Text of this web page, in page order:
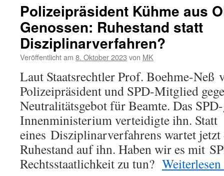
Polizeipräsident Kühme aus
Genossen: Ruhestand statt
Disziplinarverfahren?
Veröffentlicht am 8. Oktober 2023 von MK
Laut Staatsrechtler Prof. Boehme-Neß
Polizeipräsident und SPD-Mitglied
Neutralitätsgebot für Beamte. Das
Innenministerium verteidigte ihn. Statt
eines Disziplinarverfahrens wartet
Ruhestand auf ihn. Haben wir es mit
Rechtsstaatlichkeit zu tun? Weiterlesen